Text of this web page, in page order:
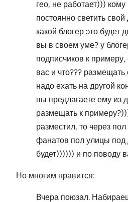
гео, не работает)))
постоянно светить
какой блогер это будет
вы в своем уме? у
подписчиков к примеру,
вас и что??? размещать
надо ехать на другой
вы предлагаете ему из
размещать к
разместил, то через пол
фанатов пол улицы
будет)))))) и по поводу
Но многим нравится:
Вчера поюзал.